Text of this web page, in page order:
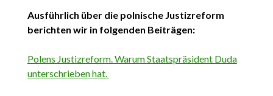
Ausführlich über die polnische Justizreform
berichten wir in folgenden Beiträgen:
Polens Justizreform. Warum Staatspräsident Duda
unterschrieben hat.